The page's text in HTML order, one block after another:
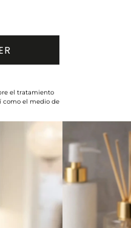
el tratamiento
como el medio de